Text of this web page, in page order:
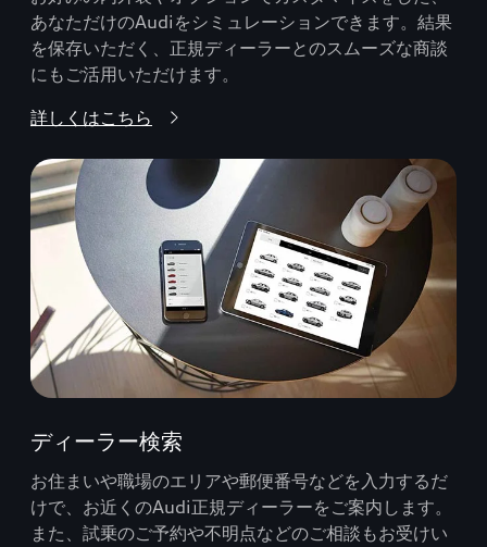
あなただけのAudiをシミュレーションできます。結果
を保存いただく、正規ディーラーとのスムーズな商談
にもご活用いただけます。
詳しくはこちら
ディーラー検索
お住まいや職場のエリアや郵便番号などを入力するだ
けで、お近くのAudi正規ディーラーをご案内します。
また、試乗のご予約や不明点などのご相談もお受けい